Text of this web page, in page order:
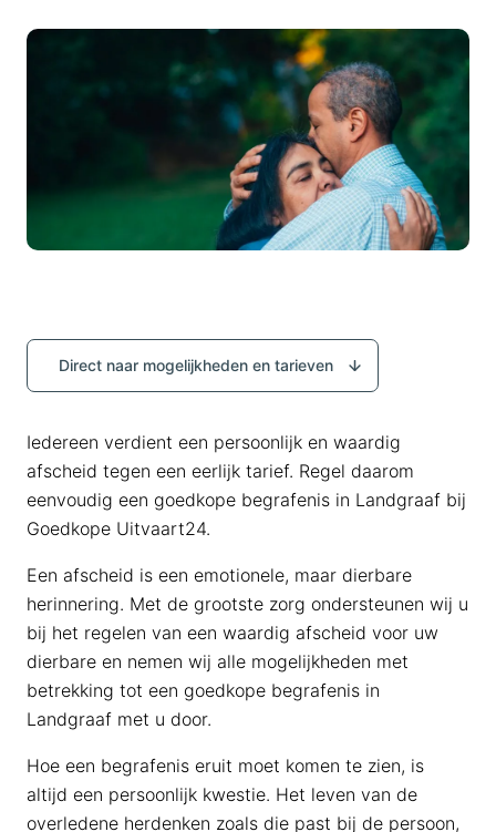
Direct naar mogelijkheden en tarieven
Iedereen verdient een persoonlijk en waardig
afscheid tegen een eerlijk tarief. Regel daarom
eenvoudig een goedkope begrafenis in Landgraaf bij
Goedkope Uitvaart24.
Een afscheid is een emotionele, maar dierbare
herinnering. Met de grootste zorg ondersteunen wij u
bij het regelen van een waardig afscheid voor uw
dierbare en nemen wij alle mogelijkheden met
betrekking tot een goedkope begrafenis in
Landgraaf met u door.
Hoe een begrafenis eruit moet komen te zien, is
altijd een persoonlijk kwestie. Het leven van de
overledene herdenken zoals die past bij de persoon,